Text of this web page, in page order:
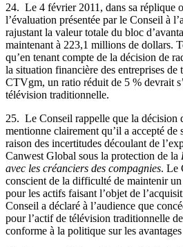
24. Le 4 février 2011, dans sa réplique
l’évaluation présentée par le Conseil à
rajustant la valeur totale du bloc
maintenant à 223,1 millions de dollars.
qu’en tenant compte de la décision de
la situation financière des entreprises
CTVgm, un ratio réduit de 5 % devrait
télévision traditionnelle.
25. Le Conseil rappelle que la décision
mentionne clairement qu’il a accepté de
raison des incertitudes découlant de
Canwest Global sous la protection de la
avec les créanciers des compagnies. Le
conscient de la difficulté de maintenir
pour les actifs faisant l’objet de
Conseil a déclaré à l’audience que
pour l’actif de télévision traditionnelle
conforme à la politique sur les